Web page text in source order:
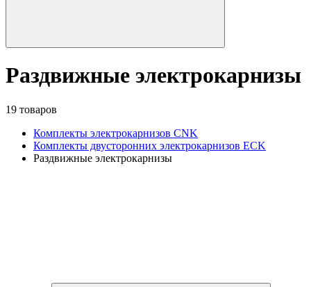
Раздвижные электрокарнизы
19 товаров
Комплекты электрокарнизов CNK
Комплекты двусторонних электрокарнизов ECK
Раздвижные электрокарнизы